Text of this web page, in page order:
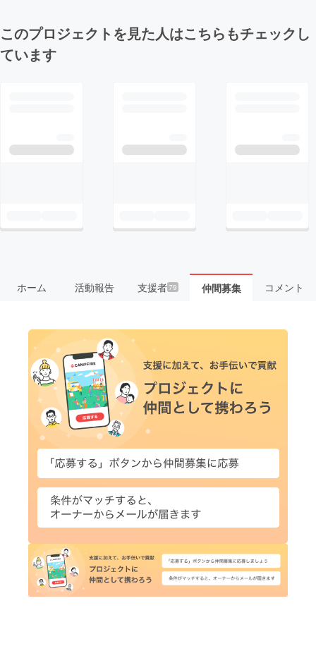
このプロジェクトを見た人はこちらもチェックし
ています
ホーム 活動報告 支援者79 仲間募集 コメント